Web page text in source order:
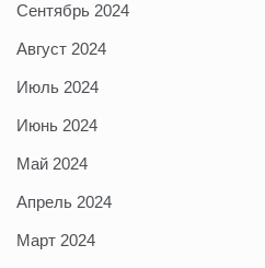
Сентябрь 2024
Август 2024
Июль 2024
Июнь 2024
Май 2024
Апрель 2024
Март 2024